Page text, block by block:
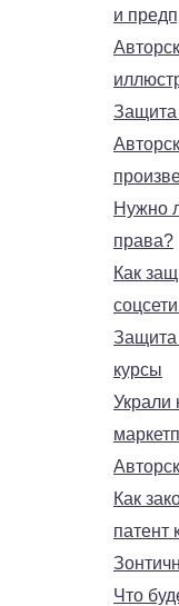
и
Защита
Нужно
права?
Как
Защита
курсы
Украли
Как
патент
Что